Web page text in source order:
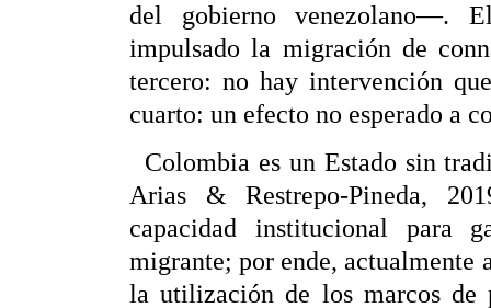
del gobierno venezolano—.
impulsado la migración de
tercero: no hay intervención
cuarto: un efecto no esperado a
Colombia es un Estado sin
Arias & Restrepo-Pineda,
capacidad institucional para
migrante; por ende, actualmente
la utilización de los marcos de